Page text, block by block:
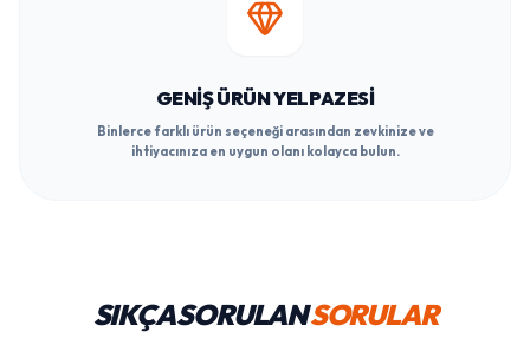
GENIŞ ÜRÜN YELPAZESI
Binlerce farklı ürün seçeneği arasından zevkinize ve
ihtiyacınıza en uygun olanı kolayca bulun.
SIKÇA SORULANSORULAR